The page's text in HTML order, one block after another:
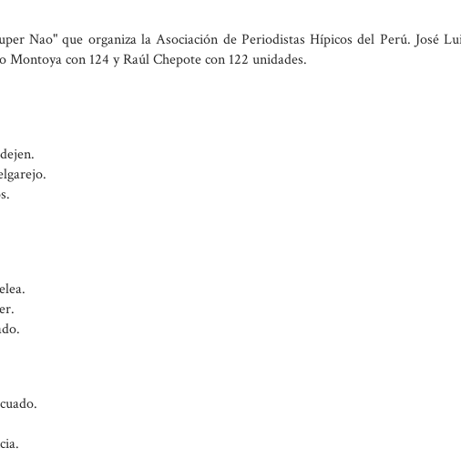
Nao" que organiza la Asociación de Periodistas Hípicos del Perú. José
con 124 y Raúl Chepote con 122 unidades.